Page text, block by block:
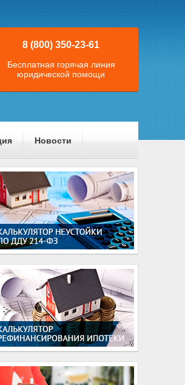
8 (800) 350-23-61
Бесплатная горячая линия
юридической помощи
Новости